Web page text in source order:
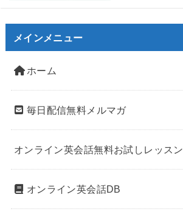
メインメニュー
ホーム
毎日配信無料メルマガ
オンライン英会話無料お試しレッスン
オンライン英会話DB